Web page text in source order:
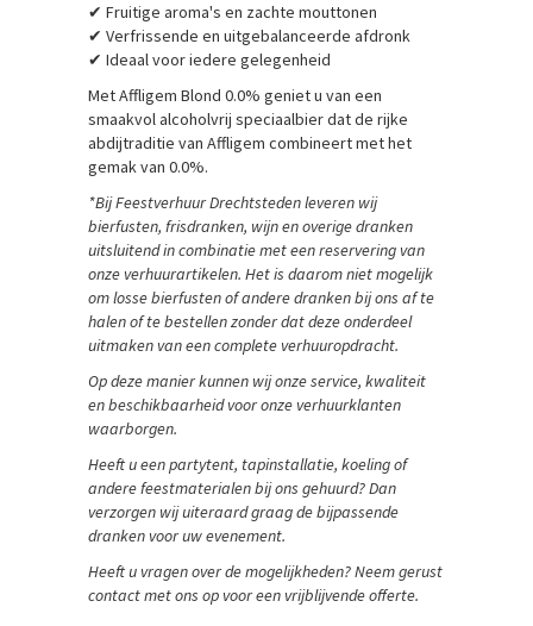
✔ Fruitige aroma's en zachte mouttonen
✔ Verfrissende en uitgebalanceerde afdronk
✔ Ideaal voor iedere gelegenheid
Met Affligem Blond 0.0% geniet u van een
smaakvol alcoholvrij speciaalbier dat de rijke
abdijtraditie van Affligem combineert met het
gemak van 0.0%.
*Bij Feestverhuur Drechtsteden leveren wij
bierfusten, frisdranken, wijn en overige dranken
uitsluitend in combinatie met een reservering van
onze verhuurartikelen. Het is daarom niet mogelijk
om losse bierfusten of andere dranken bij ons af te
halen of te bestellen zonder dat deze onderdeel
uitmaken van een complete verhuuropdracht.
Op deze manier kunnen wij onze service, kwaliteit
en beschikbaarheid voor onze verhuurklanten
waarborgen.
Heeft u een partytent, tapinstallatie, koeling of
andere feestmaterialen bij ons gehuurd? Dan
verzorgen wij uiteraard graag de bijpassende
dranken voor uw evenement.
Heeft u vragen over de mogelijkheden? Neem gerust
contact met ons op voor een vrijblijvende offerte.